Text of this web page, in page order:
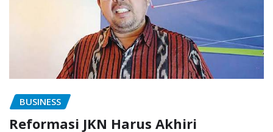
BUSINESS
Reformasi JKN Harus Akhiri